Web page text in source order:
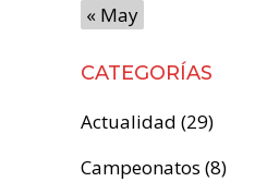
« May
CATEGORÍAS
Actualidad (29)
Campeonatos (8)